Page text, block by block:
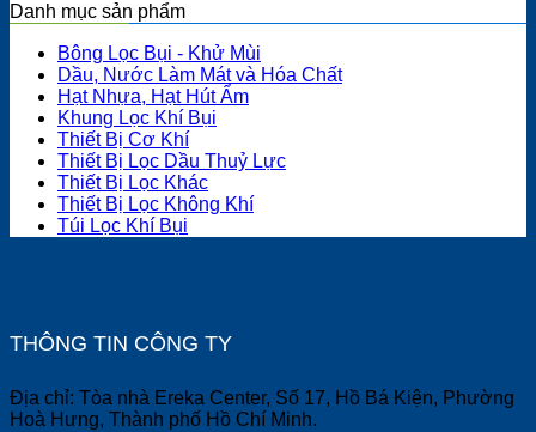
Danh mục sản phẩm
Bông Lọc Bụi - Khử Mùi
Dầu, Nước Làm Mát và Hóa Chất
Hạt Nhựa, Hạt Hút Ẩm
Khung Lọc Khí Bụi
Thiết Bị Cơ Khí
Thiết Bị Lọc Dầu Thuỷ Lực
Thiết Bị Lọc Khác
Thiết Bị Lọc Không Khí
Túi Lọc Khí Bụi
THÔNG TIN CÔNG TY
Địa chỉ: Tòa nhà Ereka Center, Số 17, Hồ Bá Kiện, Phường
Hoà Hưng, Thành phố Hồ Chí Minh.